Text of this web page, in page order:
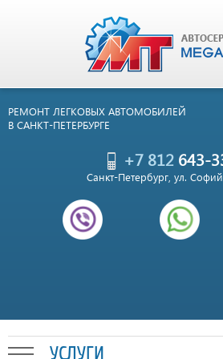
РЕМОНТ ЛЕГКОВЫХ АВТОМОБИЛЕЙ
В САНКТ-ПЕТЕРБУРГЕ
+7 812643-
Санкт-Петербург, ул.
УСЛУГИ